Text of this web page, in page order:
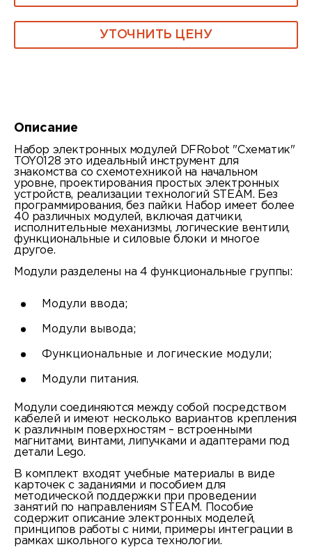
УТОЧНИТЬ ЦЕНУ
Описание
Набор электронных модулей DFRobot "Схематик"
TOY0128 это идеальный инструмент для
знакомства со схемотехникой на начальном
уровне, проектирования простых электронных
устройств, реализации технологий STEAM. Без
программирования, без пайки. Набор имеет более
40 различных модулей, включая датчики,
исполнительные механизмы, логические вентили,
функциональные и силовые блоки и многое
другое.
Модули разделены на 4 функциональные группы:
Модули ввода;
Модули вывода;
Функциональные и логические модули;
Модули питания.
Модули соединяются между собой посредством
кабелей и имеют несколько вариантов крепления
к различным поверхностям – встроенными
магнитами, винтами, липучками и адаптерами под
детали Lego.
В комплект входят учебные материалы в виде
карточек с заданиями и пособием для
методической поддержки при проведении
занятий по направлениям STEAM. Пособие
содержит описание электронных моделей,
принципов работы с ними, примеры интеграции в
рамках школьного курса технологии.